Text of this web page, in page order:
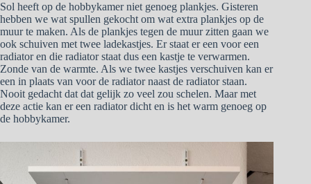
Sol heeft op de hobbykamer niet genoeg plankjes. Gisteren
hebben we wat spullen gekocht om wat extra plankjes op de
muur te maken. Als de plankjes tegen de muur zitten gaan we
ook schuiven met twee ladekastjes. Er staat er een voor een
radiator en die radiator staat dus een kastje te verwarmen.
Zonde van de warmte. Als we twee kastjes verschuiven kan er
een in plaats van voor de radiator naast de radiator staan.
Nooit gedacht dat dat gelijk zo veel zou schelen. Maar met
deze actie kan er een radiator dicht en is het warm genoeg op
de hobbykamer.